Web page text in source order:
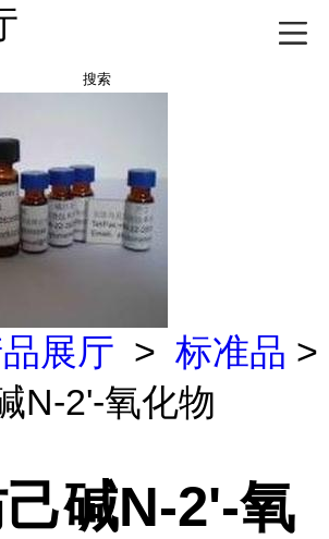
搜索
展厅 > 标准品 >
N-2'-氧化物
碱N-2'-氧